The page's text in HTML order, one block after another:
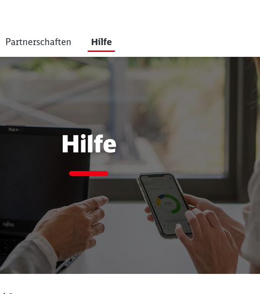
als Zahlart
Partnerschaften Hilfe
Hilfe